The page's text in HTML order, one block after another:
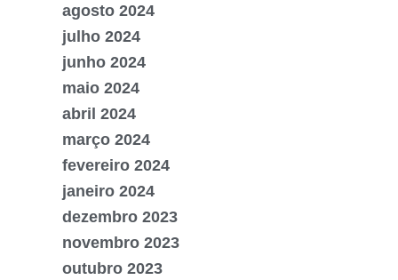
agosto 2024
julho 2024
junho 2024
maio 2024
abril 2024
março 2024
fevereiro 2024
janeiro 2024
dezembro 2023
novembro 2023
outubro 2023